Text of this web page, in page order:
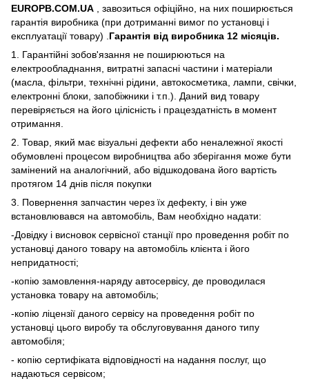
EUROPB.COM.UA
, завозиться офіційно, на них поширюється
гарантія виробника (при дотриманні вимог по установці і
експлуатації товару) . Гарантія від виробника 12 місяців.
1. Гарантійні зобов'язання не поширюються на
електрообладнання, витратні запасні частини і матеріали
(масла, фільтри, технічні рідини, автокосметика, лампи, свічки,
електронні блоки, запобіжники і т.п.). Даний вид товару
перевіряється на його цілісність і працездатність в момент
отримання.
2. Товар, який має візуальні дефекти або неналежної якості
обумовлені процесом виробництва або зберігання може бути
замінений на аналогічний, або відшкодована його вартість
протягом 14 днів після покупки
3. Повернення запчастин через їх дефекту, і він уже
встановлювався на автомобіль, Вам необхідно надати:
-Довідку і висновок сервісної станції про проведення робіт по
установці даного товару на автомобіль клієнта і його
непридатності;
-копію замовлення-наряду автосервісу, де проводилася
установка товару на автомобіль;
-копію ліцензії даного сервісу на проведення робіт по
установці цього виробу та обслуговування даного типу
автомобіля;
- копію сертифіката відповідності на надання послуг, що
надаються сервісом;